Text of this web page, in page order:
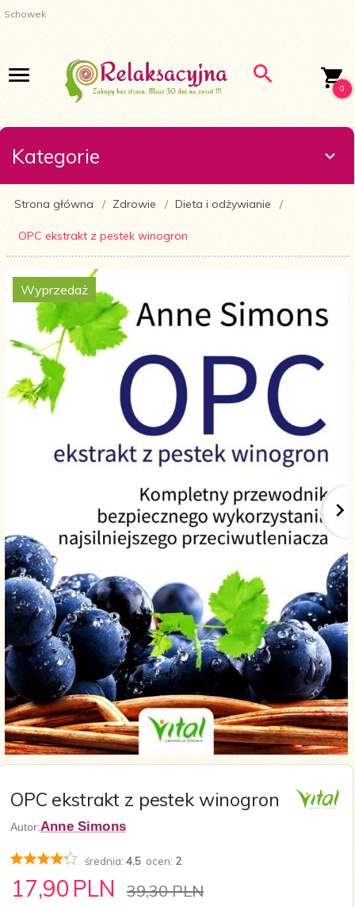
Schowek
0
Kategorie
Strona główna Zdrowie Dieta i odżywianie
OPC ekstrakt z pestek winogron
Wyprzedaż
OPC ekstrakt z pestek winogron
Autor:Anne Simons
średnia: 4.5 ocen: 2
17,90 PLN 39,30 PLN